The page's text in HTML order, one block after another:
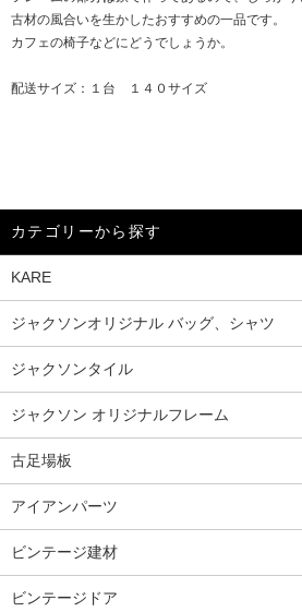
古材の風合いを生かしたおすすめの一品です。
カフェの椅子などにどうでしょうか。
配送サイズ：１台 １４０サイズ
カテゴリーから探す
KARE
ジャクソンオリジナル バッグ、シャツ
ジャクソンタイル
ジャクソン オリジナルフレーム
古足場板
アイアンパーツ
ビンテージ建材
ビンテージドア